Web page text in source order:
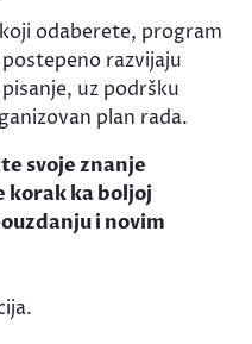
odaberete, program
razvijaju
uz podršku
plan rada.
svoje znanje
korak ka boljoj
i novim